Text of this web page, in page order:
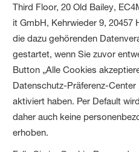
Third Floor, 20 Old Bailey,
it GmbH, Kehrwieder 9,
die dazu gehörenden
gestartet, wenn Sie zuvor
Button „Alle Cookies
Datenschutz-Präferenz-Center
aktiviert haben. Per Default
daher auch keine
erhoben.